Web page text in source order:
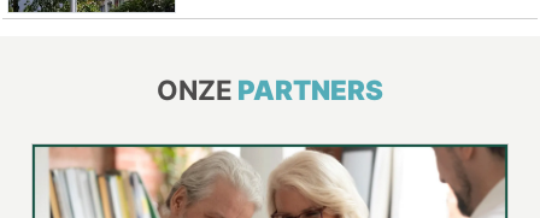
ONZE PARTNERS